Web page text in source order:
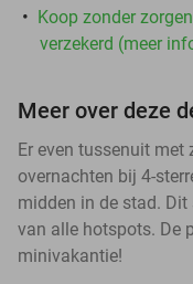
Koop zonder
verzekerd (meer
Meer over deze
Er even tussenuit met
overnachten bij 4-
midden in de stad.
van alle hotspots. De
minivakantie!